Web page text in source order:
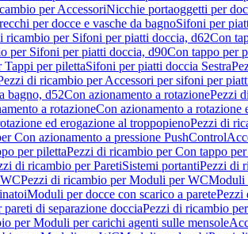
per AccessoriNicchie portaoggetti per
per docce e vasche da bagnoSifoni per
ricambio per Sifoni per piatti doccia, d62Con
per Sifoni per piatti doccia, d90Con tappo per
Tappi per pilettaSifoni per piatti doccia Sestra
di ricambio per Accessori per sifoni per
bagno, d52Con azionamento a rotazionePezzi
a rotazioneCon azionamento a rotazione
ed erogazione al troppopienoPezzi di
Con azionamento a pressione PushControl
per pilettaPezzi di ricambio per Con tappo
di ricambio per ParetiSistemi portantiPezzi di
Pezzi di ricambio per Moduli per WCModuli
Moduli per docce con scarico a paretePezzi
pareti di separazione docciaPezzi di ricambio
per Moduli per carichi agenti sulle mensole